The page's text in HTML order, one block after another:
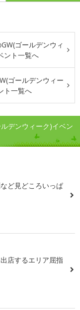
ゴールデンウィ
ント一覧へ
ゴールデンウィー
ト一覧へ
デンウィーク)イベン
ど見どころいっぱ
店するエリア屈指